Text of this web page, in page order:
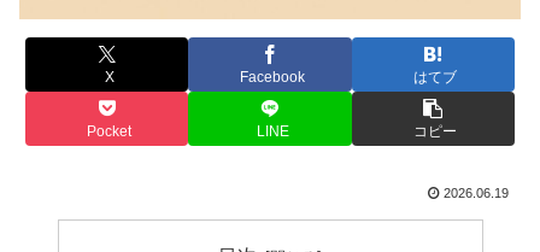
X Facebook はてブ
Pocket LINE コピー
2026.06.19